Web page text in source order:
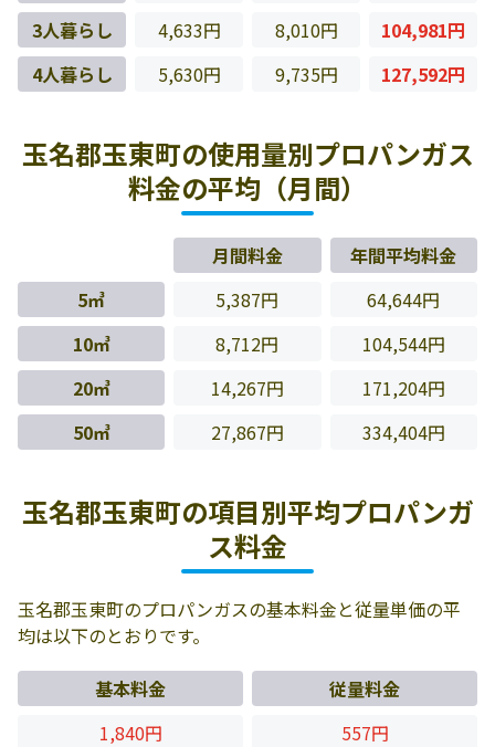
3人暮らし
4,633円 8,010円
104,981円
4人暮らし
5,630円 9,735円 127,592円
玉名郡玉東町の使用量別プロパンガス
料金の平均（月間）
月間料金
年間平均料金
5㎥
5,387円
64,644円
10㎥
8,712円
104,544円
20㎥
14,267円
171,204円
50㎥
27,867円 334,404円
玉名郡玉東町の項目別平均プロパンガ
ス料金
玉名郡玉東町のプロパンガスの基本料金と従量単価の平
均は以下のとおりです。
基本料金
従量料金
1,840円
557円